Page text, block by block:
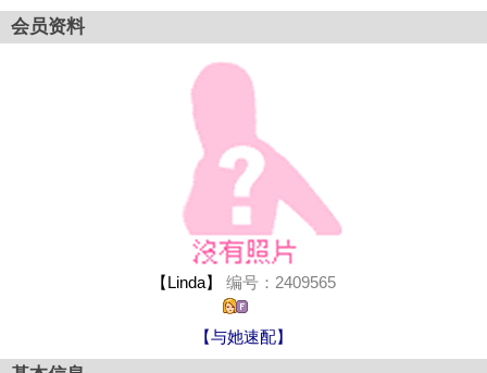
会员资料
【Linda】 编号：2409565
【与她速配】